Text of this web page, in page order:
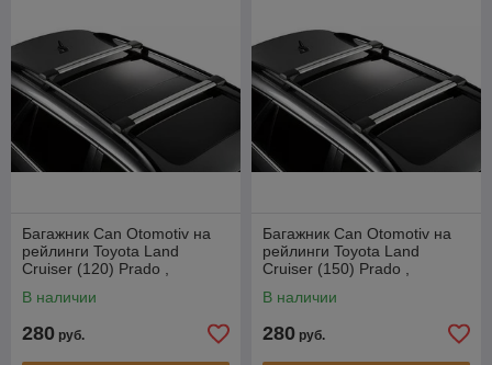
Багажник Can Otomotiv на
рейлинги Toyota Land
Cruiser (120) Prado ,
В наличии
280 руб.
Багажник Can Otomotiv на
рейлинги Toyota Land
Cruiser (150) Prado ,
В наличии
280 руб.